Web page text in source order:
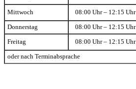
Mittwoch 08:00 Uhr – 12:15 Uhr
Donnerstag 08:00 Uhr – 12:15 Uhr
Freitag 08:00 Uhr – 12:15 Uhr
oder nach Terminabsprache